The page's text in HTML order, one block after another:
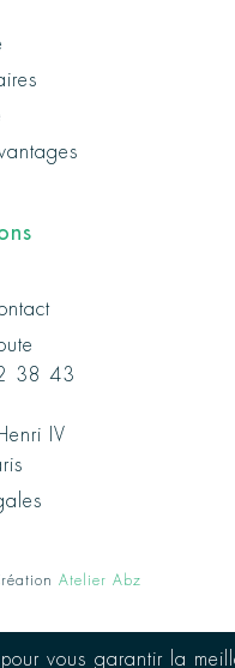
vous garantir la
38 43
IV
Atelier Abz